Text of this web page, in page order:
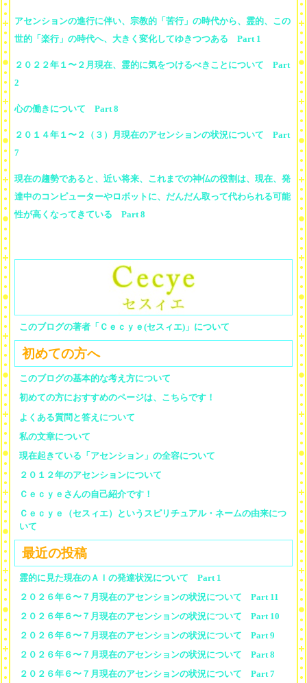
アセンションの進行に伴い、宗教的「苦行」の時代から、霊的、この
世的「楽行」の時代へ、大きく変化してゆきつつある Part 1
２０２２年１〜２月現在、霊的に気をつけるべきことについて Part
2
心の働きについて Part 8
２０１４年１〜２（３）月現在のアセンションの状況について Part
7
現在の趨勢であると、近い将来、これまでの神仏の役割は、現在、発
達中のコンピューターやロボットに、だんだん取って代わられる可能
性が高くなってきている Part 8
このブログの著者「Ｃｅｃｙｅ(セスィエ)」について
初めての方へ
このブログの基本的な考え方について
初めての方におすすめのページは、こちらです！
よくある質問と答えについて
私の文章について
現在起きている「アセンション」の全容について
２０１２年のアセンションについて
Ｃｅｃｙｅさんの自己紹介です！
Ｃｅｃｙｅ（セスィエ）というスピリチュアル・ネームの由来につ
いて
最近の投稿
霊的に見た現在のＡＩの発達状況について Part 1
２０２６年６〜７月現在のアセンションの状況について Part 11
２０２６年６〜７月現在のアセンションの状況について Part 10
２０２６年６〜７月現在のアセンションの状況について Part 9
２０２６年６〜７月現在のアセンションの状況について Part 8
２０２６年６〜７月現在のアセンションの状況について Part 7